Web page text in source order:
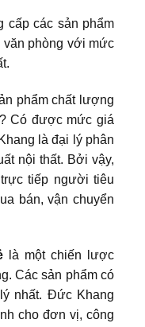
cấp các sản phẩm
văn phòng với mức
phẩm chất lượng
Có được mức giá
là đại lý phân
nội thất. Bởi vậy,
tiếp người tiêu
bán, vận chuyển
là một chiến lược
Các sản phẩm có
nhất. Đức Khang
cho đơn vị, công